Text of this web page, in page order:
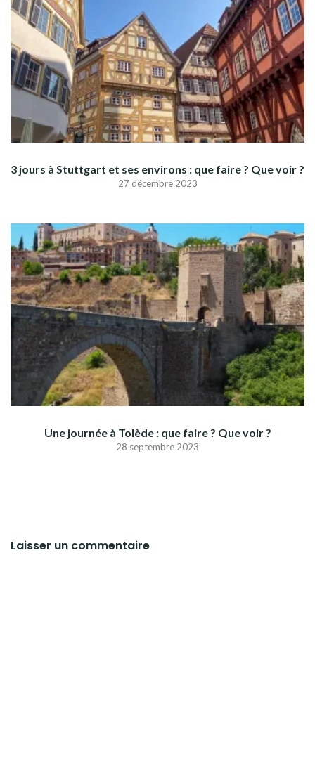
3 jours à Stuttgart et ses environs : que faire ? Que voir ?
27 décembre 2023
Une journée à Tolède : que faire ? Que voir ?
28 septembre 2023
Laisser un commentaire